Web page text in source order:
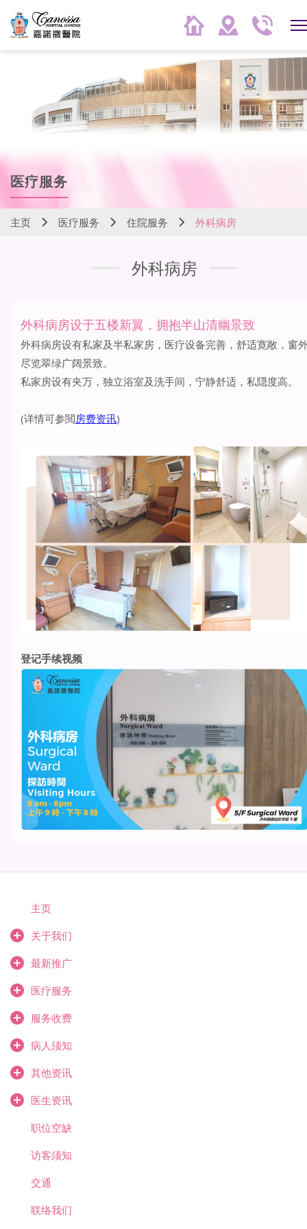
医疗服务
主页 医疗服务 住院服务 外科病房
外科病房
外科病房设于五楼新翼，拥抱半山清幽景致
外科病房设有私家及半私家房，医疗设备完善，舒适寛敞，窗
尽览翠绿广阔景致。
私家房设有夹万，独立浴室及洗手间，宁静舒适，私隠度高。
(详情可参閲房费资讯)
登记手续视频
主页
关于我们
最新推广
医疗服务
服务收费
病人须知
其他资讯
医生资讯
职位空缺
访客须知
交通
联络我们